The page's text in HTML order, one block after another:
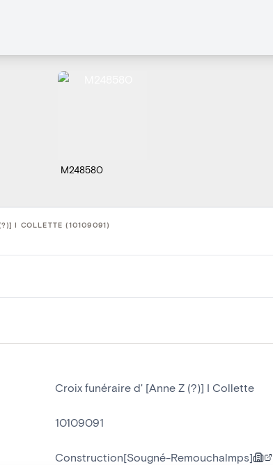
M248580
I COLLETTE (10109091)
Croix funéraire d' [Anne Z (?)] I Collette
10109091
Construction[Sougné-Remouchalmps]